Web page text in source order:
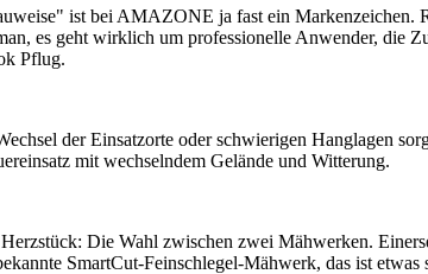
ist bei AMAZONE ja fast ein Markenzeichen.
es geht wirklich um professionelle Anwender, die
Pflug.
der Einsatzorte oder schwierigen Hanglagen
mit wechselndem Gelände und Witterung.
Die Wahl zwischen zwei Mähwerken.
SmartCut-Feinschlegel-Mähwerk, das ist etwas